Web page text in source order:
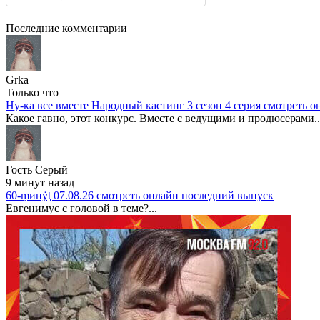
Последние комментарии
Grka
Только что
Ну-ка все вместе Народный кастинг 3 сезон 4 серия смотреть
Какое гавно, этот конкурс. Вместе с ведущими и
Гость Серый
9 минут назад
60-ṃинẏƫ 07.08.26 смотреть онлайн последний выпуск
Евгенимус с головой в теме?...